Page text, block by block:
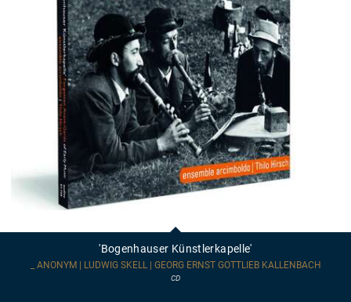
'Bogenhauser Künstlerkapelle'
_ ANONYM | LUDWIG SKELL | GEORG ERNST GOTTLIEB KALLENBACH
CD